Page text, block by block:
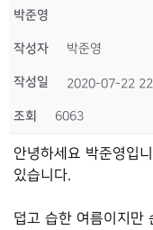
박준영
작성자 박준영
작성일 2020-07-22
조회 6063
안녕하세요 박준영입
있습니다.
덥고 습한 여름이지만